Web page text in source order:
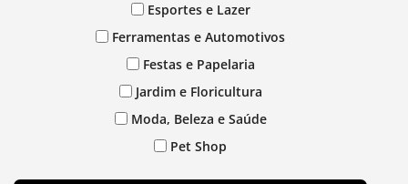
Esportes e Lazer
Ferramentas e Automotivos
Festas e Papelaria
Jardim e Floricultura
Moda, Beleza e Saúde
Pet Shop